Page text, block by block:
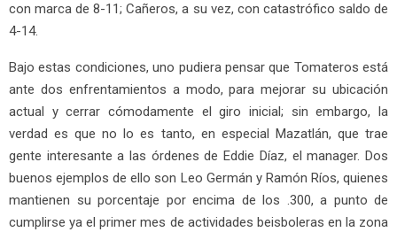
con marca de 8-11; Cañeros, a su vez, con catastrófico saldo de
4-14.
Bajo estas condiciones, uno pudiera pensar que Tomateros está
ante dos enfrentamientos a modo, para mejorar su ubicación
actual y cerrar cómodamente el giro inicial; sin embargo, la
verdad es que no lo es tanto, en especial Mazatlán, que trae
gente interesante a las órdenes de Eddie Díaz, el manager. Dos
buenos ejemplos de ello son Leo Germán y Ramón Ríos, quienes
mantienen su porcentaje por encima de los .300, a punto de
cumplirse ya el primer mes de actividades beisboleras en la zona